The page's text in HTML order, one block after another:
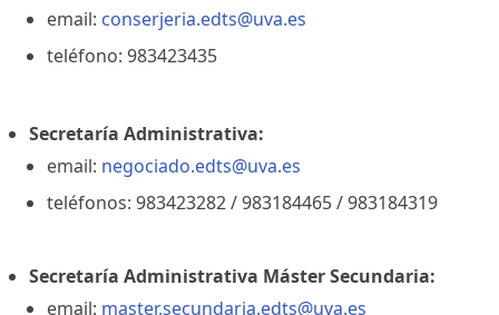
email: conserjeria.edts@uva.es
teléfono: 983423435
Secretaría Administrativa:
email: negociado.edts@uva.es
teléfonos: 983423282 / 983184465 / 983184319
Secretaría Administrativa Máster Secundaria:
email: master.secundaria.edts@uva.es